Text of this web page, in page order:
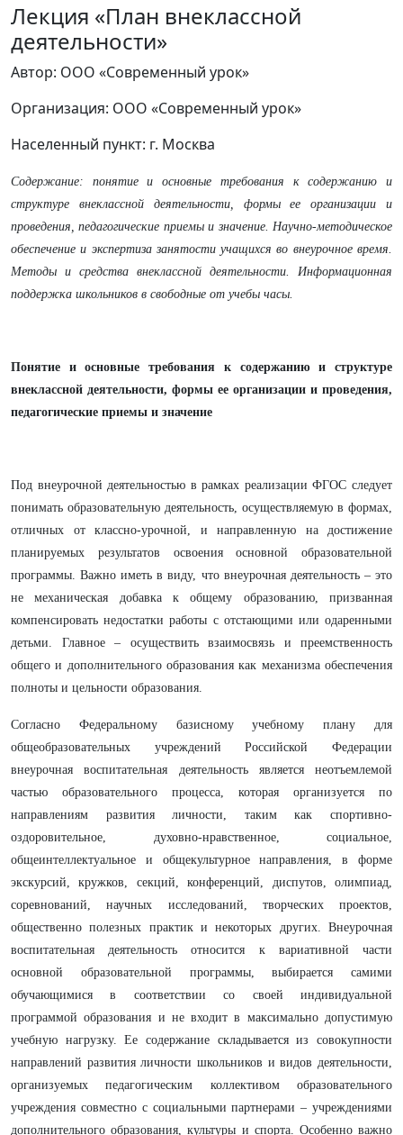
Лекция «План внеклассной
деятельности»
Автор: ООО «Современный урок»
Организация: ООО «Современный урок»
Населенный пункт: г. Москва
Содержание: понятие и основные требования к содержанию и
структуре внеклассной деятельности, формы ее организации и
проведения, педагогические приемы и значение. Научно-методическое
обеспечение и экспертиза занятости учащихся во внеурочное время.
Методы и средства внеклассной деятельности. Информационная
поддержка школьников в свободные от учебы часы.
Понятие и основные требования к содержанию и структуре
внеклассной деятельности, формы ее организации и проведения,
педагогические приемы и значение
Под внеурочной деятельностью в рамках реализации ФГОС следует
понимать образовательную деятельность, осуществляемую в формах,
отличных от классно-урочной, и направленную на достижение
планируемых результатов освоения основной образовательной
программы. Важно иметь в виду, что внеурочная деятельность – это
не механическая добавка к общему образованию, призванная
компенсировать недостатки работы с отстающими или одаренными
детьми. Главное – осуществить взаимосвязь и преемственность
общего и дополнительного образования как механизма обеспечения
полноты и цельности образования.
Согласно Федеральному базисному учебному плану для
общеобразовательных учреждений Российской Федерации
внеурочная воспитательная деятельность является неотъемлемой
частью образовательного процесса, которая организуется по
направлениям развития личности, таким как спортивно-
оздоровительное, духовно-нравственное, социальное,
общеинтеллектуальное и общекультурное направления, в форме
экскурсий, кружков, секций, конференций, диспутов, олимпиад,
соревнований, научных исследований, творческих проектов,
общественно полезных практик и некоторых других. Внеурочная
воспитательная деятельность относится к вариативной части
основной образовательной программы, выбирается самими
обучающимися в соответствии со своей индивидуальной
программой образования и не входит в максимально допустимую
учебную нагрузку. Ее содержание складывается из совокупности
направлений развития личности школьников и видов деятельности,
организуемых педагогическим коллективом образовательного
учреждения совместно с социальными партнерами – учреждениями
дополнительного образования, культуры и спорта. Особенно важно